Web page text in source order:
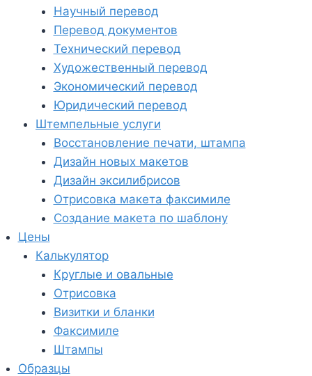
Научный перевод
Перевод документов
Технический перевод
Художественный перевод
Экономический перевод
Юридический перевод
Штемпельные услуги
Восстановление печати, штампа
Дизайн новых макетов
Дизайн эксилибрисов
Отрисовка макета факсимиле
Создание макета по шаблону
Цены
Калькулятор
Круглые и овальные
Отрисовка
Визитки и бланки
Факсимиле
Штампы
Образцы